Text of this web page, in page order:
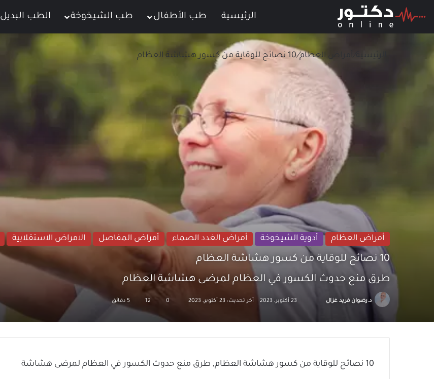
الرئيسية طب الأطفال طب الشيخوخة الطب البديل
الرئيسية أمراض العظام/10 نصائح للوقاية من كسور هشاشة العظام
أمراض العظام أدوية الشيخوخة أمراض الغدد الصماء أمراض المفاصل الامراض الاستقلابية
10 نصائح للوقاية من كسور هشاشة العظام
طرق منع حدوث الكسور في العظام لمرضى هشاشة العظام
د.رضوان فريد غزال
أرسل23 أكتوبر، 2023 آخر تحديث: 23 أكتوبر، 2023 0
12
10 نصائح للوقاية من كسور هشاشة العظام, طرق منع حدوث الكسور في العظام لمرضى هشاشة